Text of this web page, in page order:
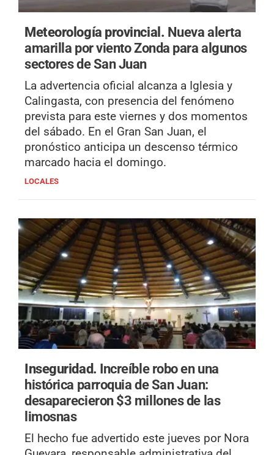
Meteorología provincial. Nueva alerta
amarilla por viento Zonda para algunos
sectores de San Juan
La advertencia oficial alcanza a Iglesia y
Calingasta, con presencia del fenómeno
prevista para este viernes y dos momentos
del sábado. En el Gran San Juan, el
pronóstico anticipa un descenso térmico
marcado hacia el domingo.
LOCALES
Inseguridad. Increíble robo en una
histórica parroquia de San Juan:
desaparecieron $3 millones de las
limosnas
El hecho fue advertido este jueves por Nora